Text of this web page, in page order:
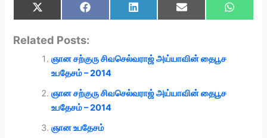
Share
on
X
(
w
i
t
Share
on
F
a
o
k
Share
on
L
i
I
Share
on
E
m
Share
on
W
h
Related Posts:
ஞான சற்குரு சிவசெல்வராஜ் அய்யாவின் தைபூச
உபதேசம் – 2014
ஞான சற்குரு சிவசெல்வராஜ் அய்யாவின் தைபூச
உபதேசம் – 2014
ஞான உபதேசம்